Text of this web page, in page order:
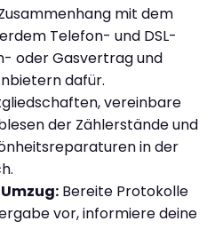
mit dem
Telefon- und DSL-
oder Gasvertrag und
dafür.
vereinbare
der Zählerstände und
in der
Bereite Protokolle
vor, informiere deine